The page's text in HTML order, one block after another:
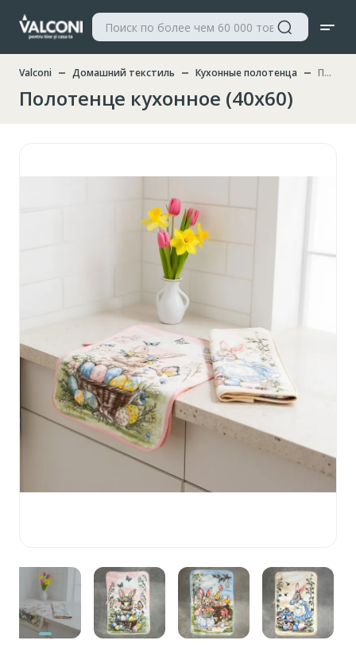
Valconi Домашний текстиль Кухонные полотенца Полотенце кухонное (40x60)
Полотенце кухонное (40x60)